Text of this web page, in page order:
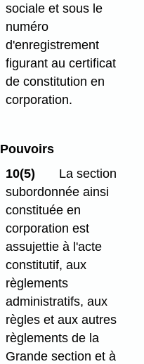
sociale et sous le
numéro
d'enregistrement
figurant au certificat
de constitution en
corporation.
Pouvoirs
10(5)
La section
subordonnée ainsi
constituée en
corporation est
assujettie à l'acte
constitutif, aux
règlements
administratifs, aux
règles et aux autres
règlements de la
Grande section et à